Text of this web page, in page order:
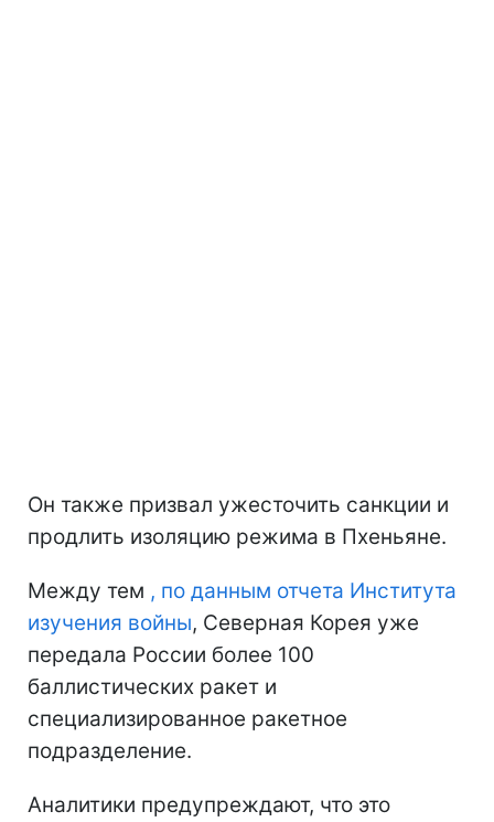
Он также призвал ужесточить санкции и
продлить изоляцию режима в Пхеньяне.
Между тем , по данным отчета Института
изучения войны, Северная Корея уже
передала России более 100
баллистических ракет и
специализированное ракетное
подразделение.
Аналитики предупреждают, что это